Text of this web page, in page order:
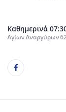
Καθημερινά
Αγίων Αναργύρων